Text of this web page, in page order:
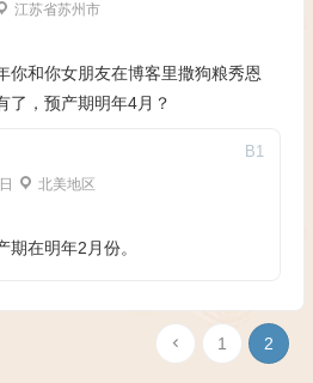
江苏省苏州市
你和你女朋友在博客里撒狗粮秀恩
了，预产期明年4月？
北美地区
B1
在明年2月份。
1 2